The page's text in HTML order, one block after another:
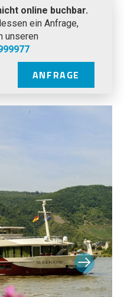
online buchbar.
ein Anfrage,
unseren
ANFRAGE